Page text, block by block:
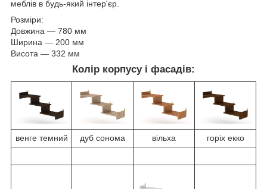
меблів в будь-який інтер'єр.
Розміри:
Довжина ― 780 мм
Ширина ― 200 мм
Висота ― 332 мм
Колір корпусу і фасадів:
венге темний дуб сонома вільха горіх екко